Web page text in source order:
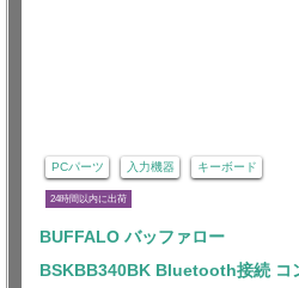
PCパーツ 入力機器 キーボード
24時間以内に出荷
BUFFALO バッファロー
BSKBB340BK Bluetooth接続 コ